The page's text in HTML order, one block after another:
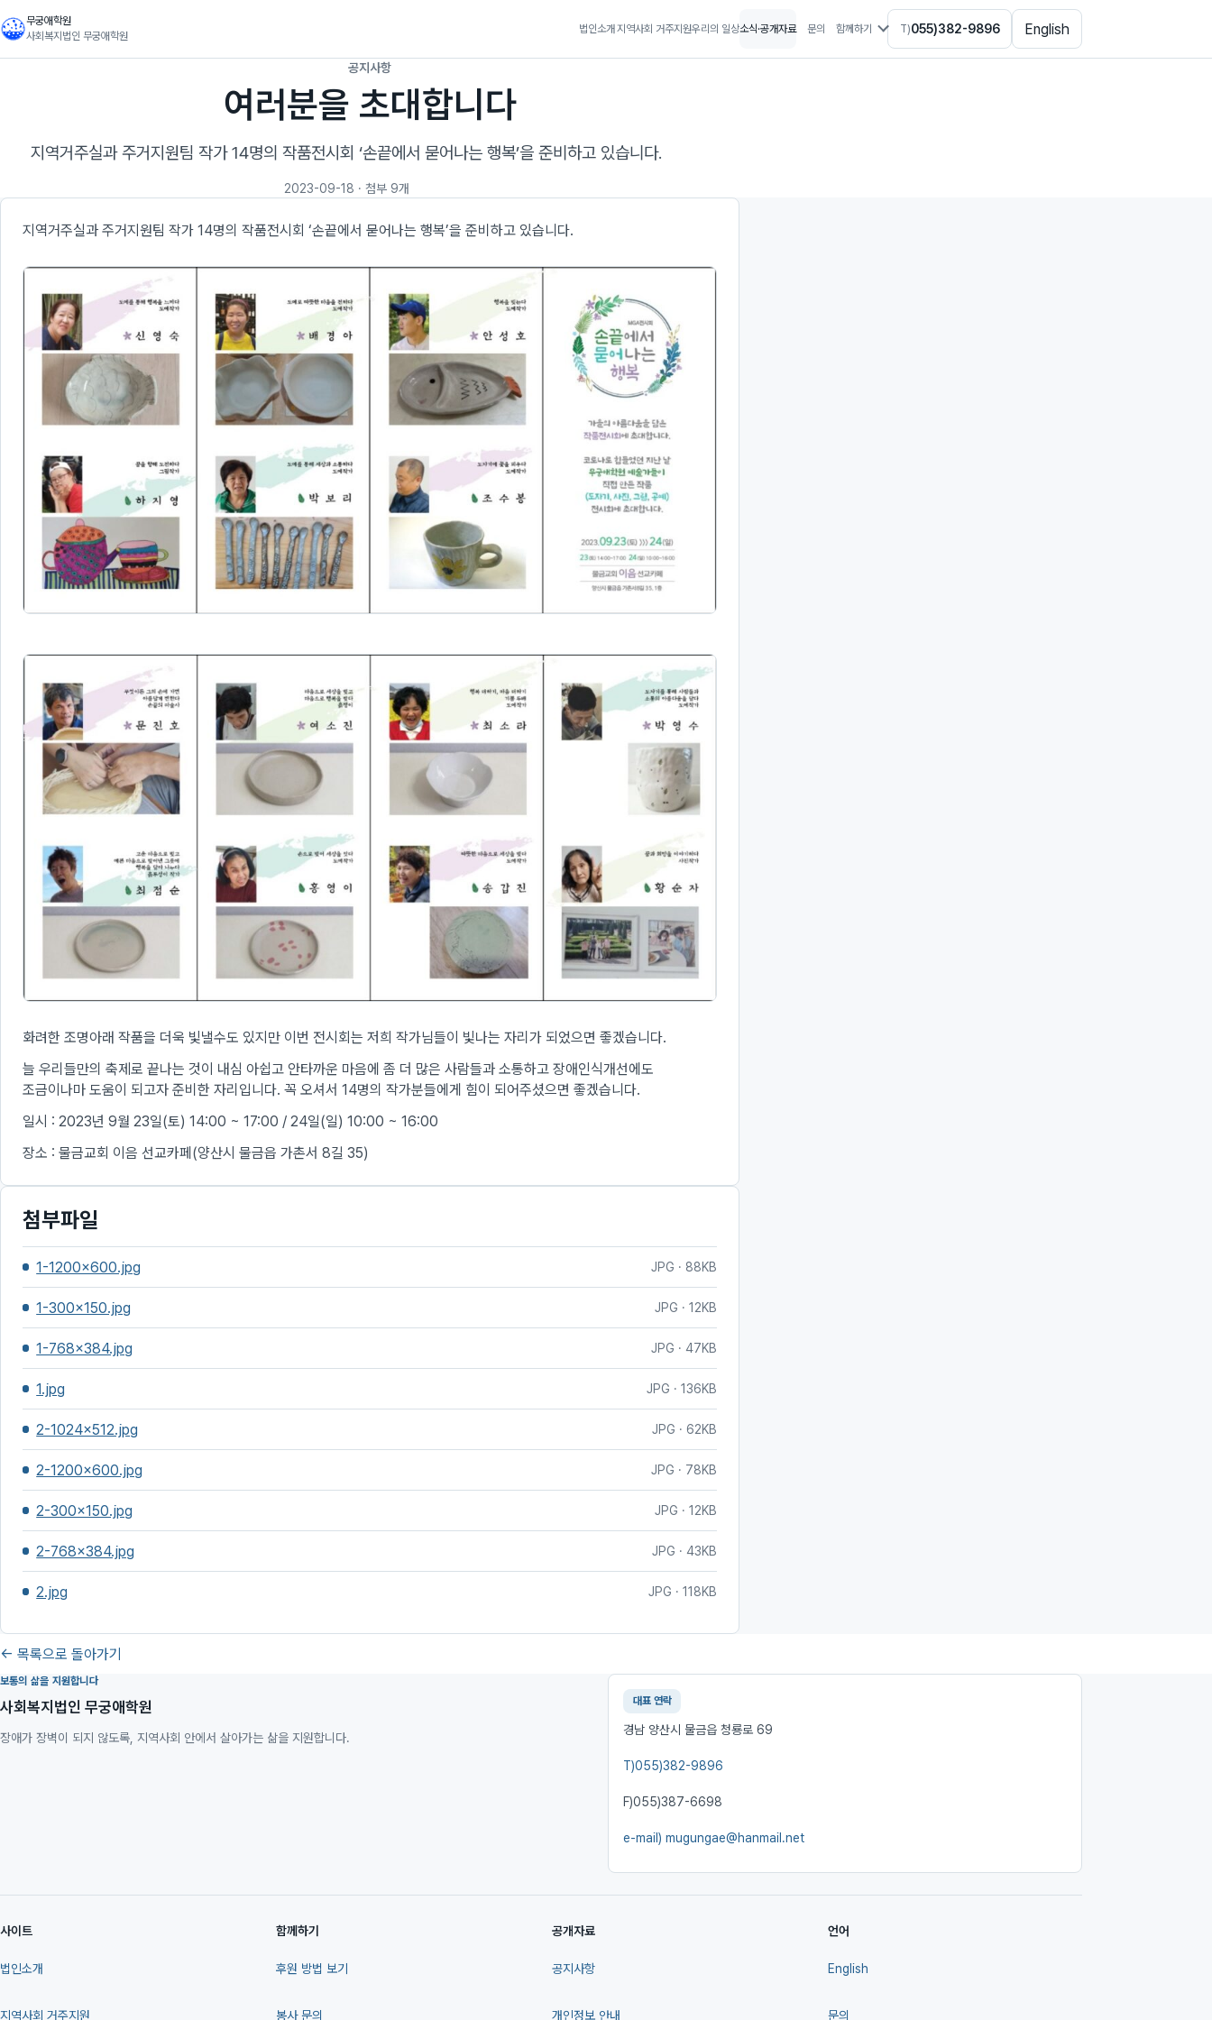
무궁애학원
사회복지법인 무궁애학원
법인소개지역사회 거주지원우리의 일상소식·공개자료 문의 함께하기 T)055)382-9896 English
공지사항
여러분을 초대합니다
지역거주실과 주거지원팀 작가 14명의 작품전시회 ‘손끝에서 묻어나는 행복’을 준비하고 있습니다.
2023-09-18 · 첨부 9개
지역거주실과 주거지원팀 작가 14명의 작품전시회 ‘손끝에서 묻어나는 행복’을 준비하고 있습니다.
화려한 조명아래 작품을 더욱 빛낼수도 있지만 이번 전시회는 저희 작가님들이 빛나는 자리가 되었으면 좋겠습니다.
늘 우리들만의 축제로 끝나는 것이 내심 아쉽고 안타까운 마음에 좀 더 많은 사람들과 소통하고 장애인식개선에도
조금이나마 도움이 되고자 준비한 자리입니다. 꼭 오셔서 14명의 작가분들에게 힘이 되어주셨으면 좋겠습니다.
일시 : 2023년 9월 23일(토) 14:00 ~ 17:00 / 24일(일) 10:00 ~ 16:00
장소 : 물금교회 이음 선교카페(양산시 물금읍 가촌서 8길 35)
첨부파일
1-1200x600.jpg JPG · 88KB
1-300x150.jpg JPG · 12KB
1-768x384.jpg JPG · 47KB
1.jpg JPG · 136KB
2-1024x512.jpg JPG · 62KB
2-1200x600.jpg JPG · 78KB
2-300x150.jpg JPG · 12KB
2-768x384.jpg JPG · 43KB
2.jpg JPG · 118KB
← 목록으로 돌아가기
보통의 삶을 지원합니다
사회복지법인 무궁애학원
장애가 장벽이 되지 않도록, 지역사회 안에서 살아가는 삶을 지원합니다.
대표 연락
경남 양산시 물금읍 청룡로 69
T)055)382-9896
F)055)387-6698
e-mail)mugungae@hanmail.net
사이트
법인소개
지역사회 거주지원
함께하기
후원 방법 보기
봉사 문의
공개자료
공지사항
개인정보 안내
언어
English
문의